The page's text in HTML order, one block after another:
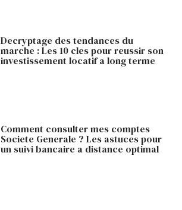
Decryptage des tendances du
marche : Les 10 cles pour reussir son
investissement locatif a long terme
Comment consulter mes comptes
Societe Generale ? Les astuces pour
un suivi bancaire a distance optimal